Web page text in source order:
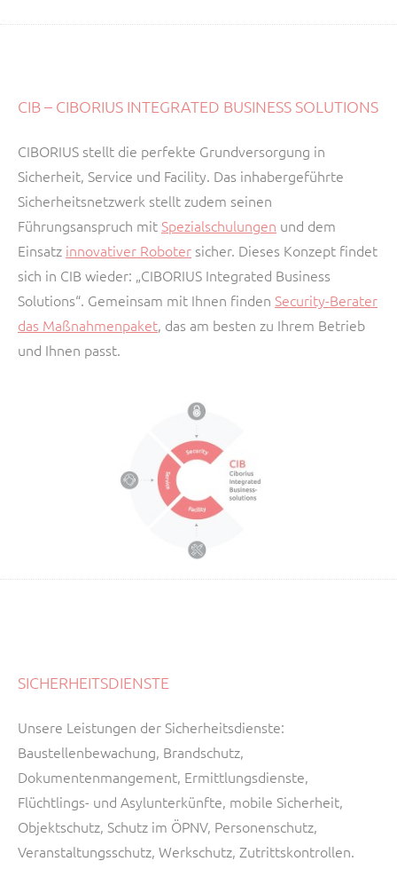
CIB – CIBORIUS INTEGRATED BUSINESS SOLUTIONS
CIBORIUS stellt die perfekte Grundversorgung in
Sicherheit, Service und Facility. Das inhabergeführte
Sicherheitsnetzwerk stellt zudem seinen
Führungsanspruch mit Spezialschulungen und dem
Einsatz innovativer Roboter sicher. Dieses Konzept findet
sich in CIB wieder: „CIBORIUS Integrated Business
Solutions“. Gemeinsam mit Ihnen finden Security-Berater
das Maßnahmenpaket, das am besten zu Ihrem Betrieb
und Ihnen passt.
SICHERHEITSDIENSTE
Unsere Leistungen der Sicherheitsdienste:
Baustellenbewachung, Brandschutz,
Dokumentenmangement, Ermittlungsdienste,
Flüchtlings- und Asylunterkünfte, mobile Sicherheit,
Objektschutz, Schutz im ÖPNV, Personenschutz,
Veranstaltungsschutz, Werkschutz, Zutrittskontrollen.